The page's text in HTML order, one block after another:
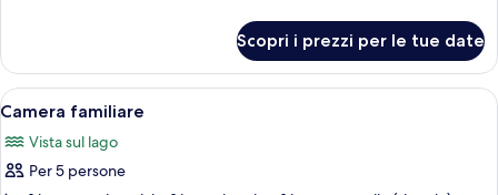
familiare
Scopri i prezzi per le tue date
Apri
tutte
le
foto
Una camera d'albergo con un letto,
9
Camera familiare
Vista sul lago
Per 5 persone